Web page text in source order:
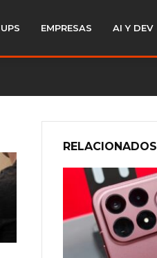
EMPRESAS AI Y DEV
RELACIONADOS